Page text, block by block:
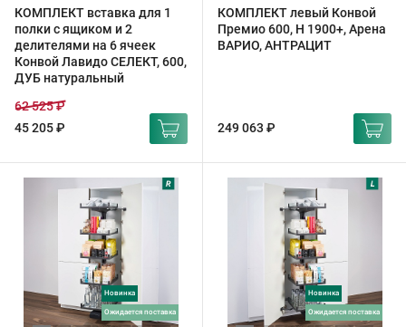
КОМПЛЕКТ вставка для 1
полки с ящиком и 2
делителями на 6 ячеек
Конвой Лавидо СЕЛЕКТ, 600,
ДУБ натуральный
45 205 ₽
62 525 ₽
КОМПЛЕКТ левый Конвой
Премио 600, H 1900+, Арена
ВАРИО, АНТРАЦИТ
249 063 ₽
Новинка
ожидается поставка
Новинка
ожидается поставка